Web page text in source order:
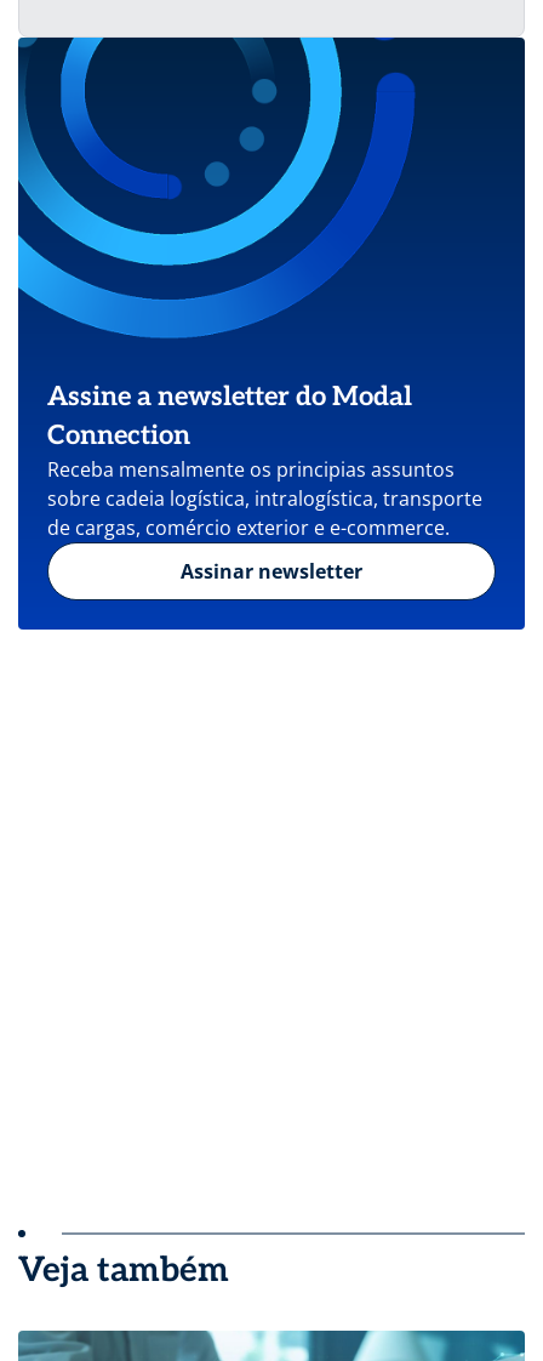
Assine a newsletter do Modal
Connection
Receba mensalmente os principias assuntos
sobre cadeia logística, intralogística, transporte
de cargas, comércio exterior e e-commerce.
Assinar newsletter
Veja também